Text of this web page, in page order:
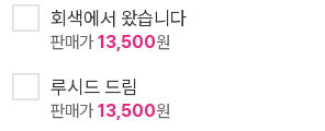
회색에서 왔습니다
판매가13,500원
루시드 드림
판매가13,500원